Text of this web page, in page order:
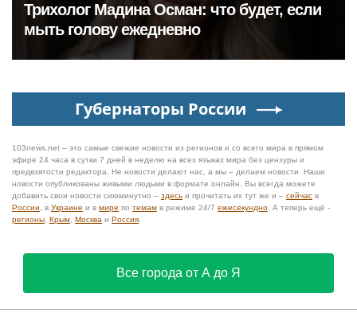
Трихолог Мадина Осман: что будет, если
мыть голову ежедневно
Губернаторы России
103news.net – это самые свежие новости из регионов и со всего мира в прямом
эфире 24 часа в сутки 7 дней в неделю на всех языках мира без цензуры и
предвзятости редактора. Не новости делают нас, а мы – делаем новости. Наши
новости опубликованы живыми людьми в формате онлайн. Вы всегда можете
добавить свои новости сиюминутно – здесь и прочитать их тут же и – сейчас в
России , в Украине и в мире по темам в режиме 24/7 ежесекундно . А теперь ещё -
регионы Крым Москва и Россия
Все города от А до Я